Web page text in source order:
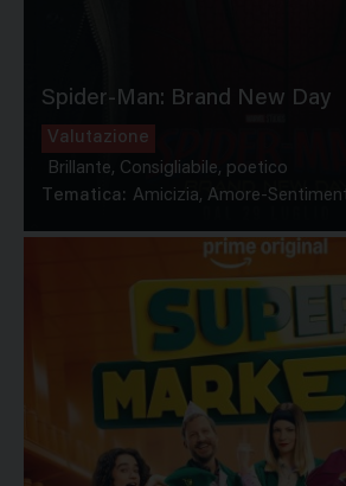
Spider-Man: Brand New Day
Valutazione
Brillante, Consigliabile, poetico
Tematica: Amicizia, Amore-